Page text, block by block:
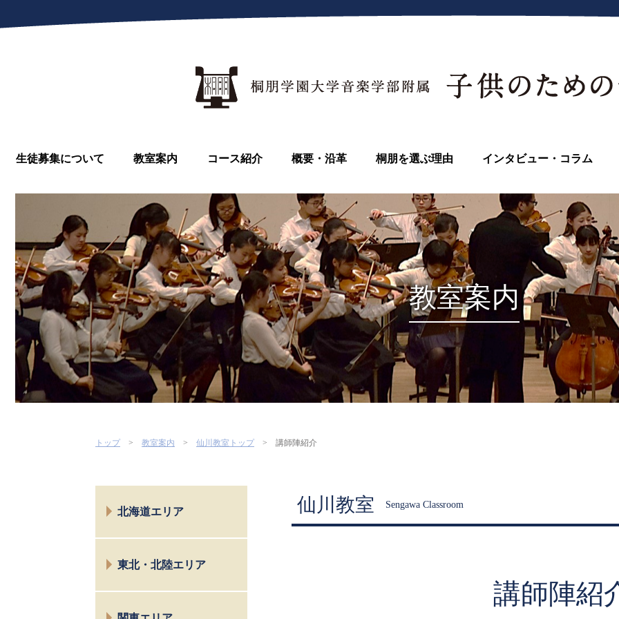
生徒募集について 教室案内 コース紹介 概要・沿革 桐朋を選ぶ理由 インタビュー・コラム
教室案内
トップ 教室案内 仙川教室トップ 講師陣紹介
仙川教室 Sengawa Classroom
講師陣紹
北海道エリア
東北・北陸エリア